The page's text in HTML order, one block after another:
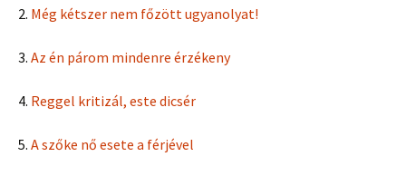
2. Még kétszer nem főzött ugyanolyat!
3. Az én párom mindenre érzékeny
4. Reggel kritizál, este dicsér
5. A szőke nő esete a férjével